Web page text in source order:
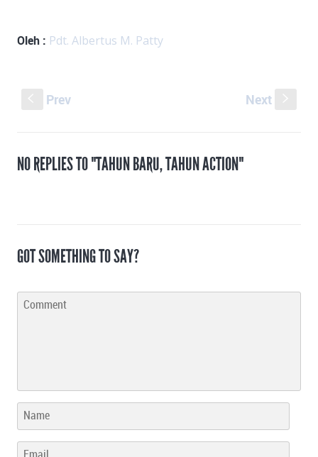
Oleh : Pdt. Albertus M. Patty
Prev Next
NO REPLIES TO "TAHUN BARU, TAHUN ACTION"
GOT SOMETHING TO SAY?